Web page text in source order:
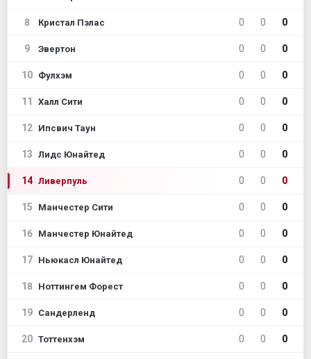
8 Кристал Пэлас 0 0 0
9 Эвертон 0 0 0
10 Фулхэм 0 0 0
11 Халл Сити 0 0 0
12 Ипсвич Таун 0 0 0
13 Лидс Юнайтед 0 0 0
14 Ливерпуль 0 0 0
15 Манчестер Сити 0 0 0
16 Манчестер Юнайтед 0 0 0
17 Ньюкасл Юнайтед 0 0 0
18 Ноттингем Форест 0 0 0
19 Сандерленд 0 0 0
20 Тоттенхэм 0 0 0